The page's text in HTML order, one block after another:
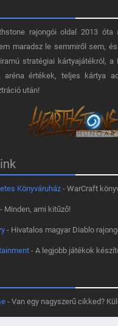
rajongói oldal 2013 óta
maradsz le semmiről sem,
stratégiai kártyajátékról, a
aréna értékek, teljes kártya
után!
Könyváruház - WarCraft
- Minden, ami kitűző!
- Hivatalos magyar Diablo
- A legjobb játékok
- Van egy nagyszerű cikked?
- Tetszik az oldal? Segíts,